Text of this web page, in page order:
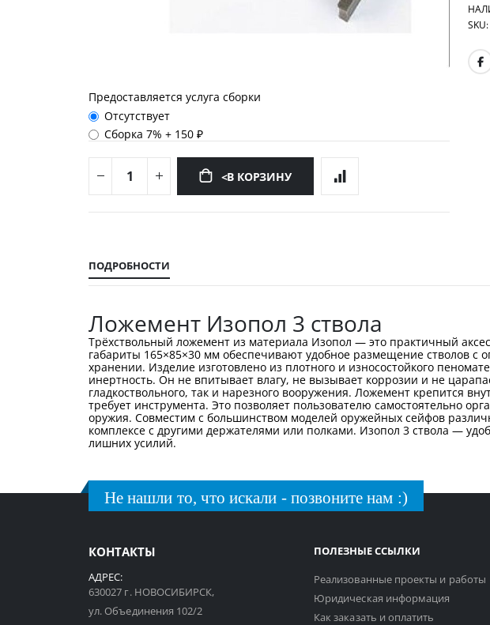
Предоставляется услуга сборки
Отсутствует
Сборка 7%+ 150 ₽
<В КОРЗИНУ
началу
галереи
изображений
SKU
ПОДРОБНОСТИ
Ложемент Изопол 3 ствола
Трёхствольный ложемент из материала Изопол — это практичный
габариты 165×85×30 мм обеспечивают удобное размещение стволов
хранении. Изделие изготовлено из плотного и износостойкого
инертность. Он не впитывает влагу, не вызывает коррозии и не
гладкоствольного, так и нарезного вооружения. Ложемент крепится
требует инструмента. Это позволяет пользователю самостоятельно
оружия. Совместим с большинством моделей оружейных сейфов
комплексе с другими держателями или полками. Изопол 3 ствола —
лишних усилий.
Не нашли то, что искали - позвоните нам :)
КОНТАКТЫ
АДРЕС:
630027 г. НОВОСИБИРСК,
ул. Объединения 102/2
ПОЛЕЗНЫЕ ССЫЛКИ
Реализованные проекты и работы
Юридическая информация
Как заказать и оплатить